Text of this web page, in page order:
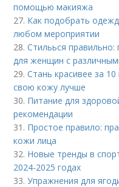
помощью макияжа
27. Как подобрать
любом мероприятии
28.Стильься
для женщин с
29.Стань красивее за
свою кожу лучше
30. Питание для
рекомендации
31. Простое правило:
кожи лица
32. Новые тренды в
2024-2025 годах
33.Упражнения для